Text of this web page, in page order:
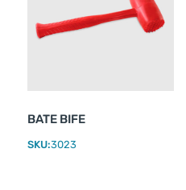
BATE BIFE
SKU:3023